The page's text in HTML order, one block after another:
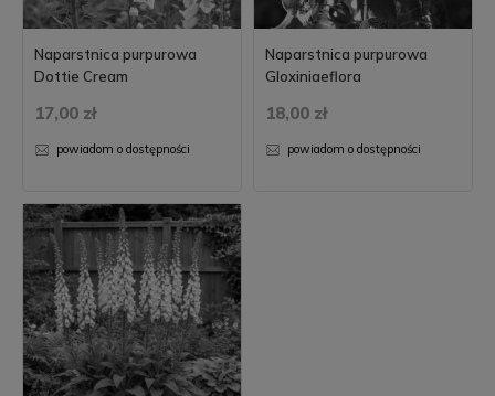
Naparstnica purpurowa
Dottie Cream
17,00 zł
powiadom o dostępności
Naparstnica purpurowa
Gloxiniaeflora
18,00 zł
powiadom o dostępności